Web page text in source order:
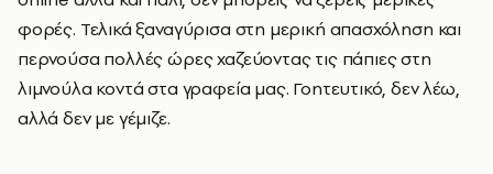
φορές. Τελικά ξαναγύρισα στη μερική απασχόληση και
περνούσα πολλές ώρες χαζεύοντας τις πάπιες στη
λιμνούλα κοντά στα γραφεία μας. Γοητευτικό, δεν λέω,
αλλά δεν με γέμιζε.